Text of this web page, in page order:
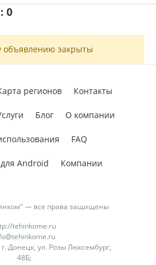
0
объявлению закрыты
— все права защищены
tehinkome.ru
Донецк, ул. Розы Люксембург,
48Б;
регионов Контакты
Блог О компании
FAQ
Android Компании